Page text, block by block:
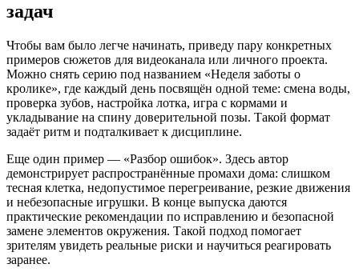
задач
Чтобы вам было легче начинать, приведу пару конкретных
примеров сюжетов для видеоканала или личного проекта.
Можно снять серию под названием «Неделя заботы о
кролике», где каждый день посвящён одной теме: смена воды,
проверка зубов, настройка лотка, игра с кормами и
укладывание на спину доверительной позы. Такой формат
задаёт ритм и подталкивает к дисциплине.
Еще один пример — «Разбор ошибок». Здесь автор
демонстрирует распространённые промахи дома: слишком
тесная клетка, недопустимое перегреивание, резкие движения
и небезопасные игрушки. В конце выпуска даются
практические рекомендации по исправлению и безопасной
замене элементов окружения. Такой подход помогает
зрителям увидеть реальные риски и научиться реагировать
заранее.